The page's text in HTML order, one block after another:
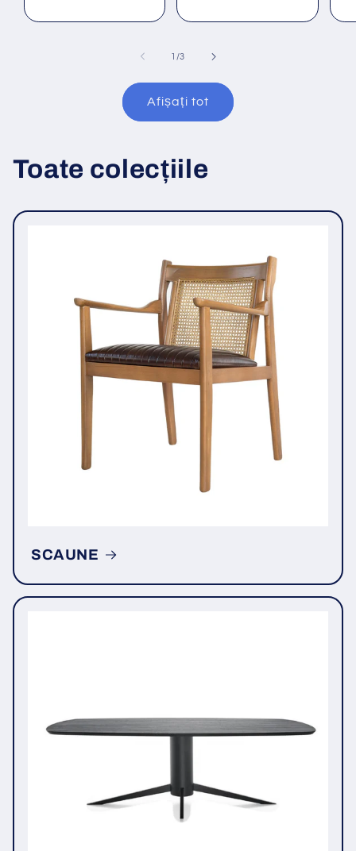
1 /din
3
Afișați tot
Toate colecțiile
SCAUNE